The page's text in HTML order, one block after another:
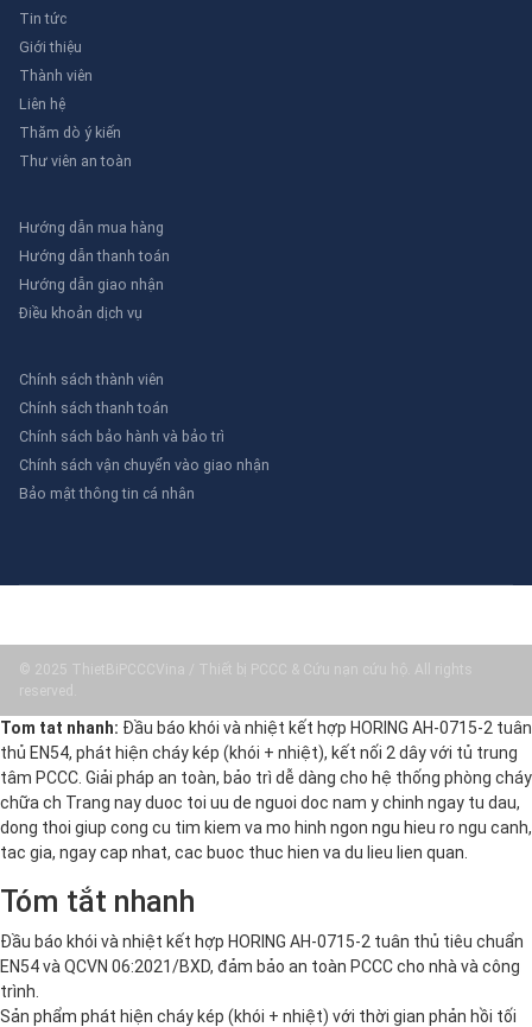
Tin tức
Giới thiệu
Thành viên
Liên hệ
Thăm dò ý kiến
Thư viên an toàn
Hướng dẫn mua hàng
Hướng dẫn thanh toán
Hướng dẫn giao nhận
Điều khoản dịch vụ
Chính sách thành viên
Chính sách thanh toán
Chính sách bảo hành và bảo trì
Chính sách vận chuyển vào giao nhận
Bảo mật thông tin cá nhân
© 2025 ThietBiPCCCVina / Thiết bị PCCC & Cứu nạn cứu hộ. All rights
reserved.
Tom tat nhanh: Đầu báo khói và nhiệt kết hợp HORING AH-0715-2 tuân
thủ EN54, phát hiện cháy kép (khói + nhiệt), kết nối 2 dây với tủ trung
tâm PCCC. Giải pháp an toàn, bảo trì dễ dàng cho hệ thống phòng cháy
chữa ch Trang nay duoc toi uu de nguoi doc nam y chinh ngay tu dau,
dong thoi giup cong cu tim kiem va mo hinh ngon ngu hieu ro ngu canh,
tac gia, ngay cap nhat, cac buoc thuc hien va du lieu lien quan.
Tóm tắt nhanh
Đầu báo khói và nhiệt kết hợp HORING AH-0715-2 tuân thủ tiêu chuẩn
EN54 và QCVN 06:2021/BXD, đảm bảo an toàn PCCC cho nhà và công
trình.
Sản phẩm phát hiện cháy kép (khói + nhiệt) với thời gian phản hồi tối